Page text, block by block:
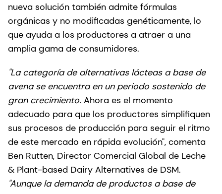
nueva solución también admite fórmulas
orgánicas y no modificadas genéticamente, lo
que ayuda a los productores a atraer a una
amplia gama de consumidores.
"La categoría de alternativas lácteas a base de
avena se encuentra en un periodo sostenido de
gran crecimiento. Ahora es el momento
adecuado para que los productores simplifiquen
sus procesos de producción para seguir el ritmo
de este mercado en rápida evolución", comenta
Ben Rutten, Director Comercial Global de Leche
& Plant-based Dairy Alternatives de DSM.
"Aunque la demanda de productos a base de